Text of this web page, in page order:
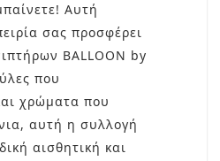
Αυτή
σας προσφέρει
BALLOON by
που
χρώματα που
αυτή η συλλογή
αισθητική και